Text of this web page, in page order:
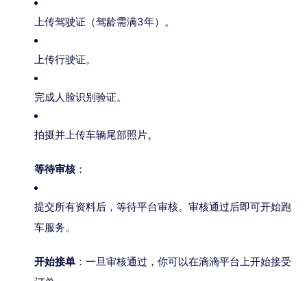
上传驾驶证（驾龄需满3年）。
上传行驶证。
完成人脸识别验证。
拍摄并上传车辆尾部照片。
等待审核：
提交所有资料后，等待平台审核。审核通过后即可开始跑
车服务。
开始接单 ：一旦审核通过，你可以在滴滴平台上开始接受